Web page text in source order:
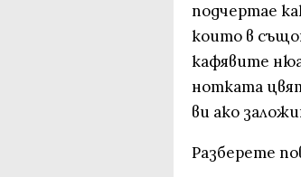
подчертае
които в
кафявите
нотката
ви ако
Разберете